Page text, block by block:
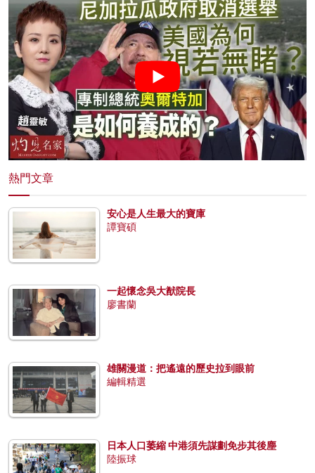
熱門文章
安心是人生最大的寶庫
譚寶碩
一起懷念吳大猷院長
廖書蘭
雄關漫道：把遙遠的歷史拉到眼前
編輯精選
日本人口萎縮 中港須先謀劃免步其後塵
陸振球